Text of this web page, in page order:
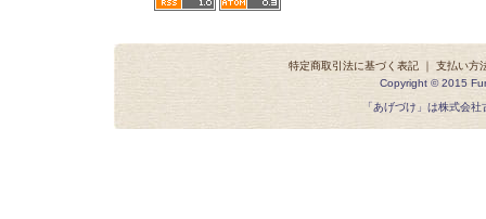
特定商取引法に基づく表記 ｜ 支払い方
Copyright © 2015
「あげづけ」は株式会